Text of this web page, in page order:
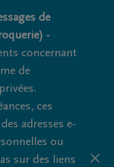
de
-
concernant
de
ces
adresses e-
ou
sur des liens